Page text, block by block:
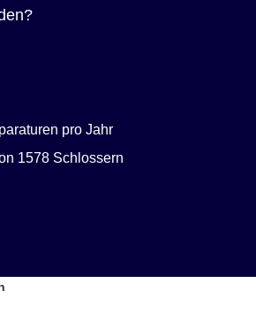
pro Jahr
1578 Schlossern